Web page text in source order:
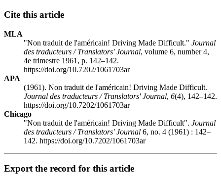
Cite this article
MLA
"Non traduit de l'américain! Driving Made Difficult." Journal
des traducteurs / Translators' Journal, volume 6, number 4,
4e trimestre 1961, p. 142–142.
https://doi.org/10.7202/1061703ar
APA
(1961). Non traduit de l'américain! Driving Made Difficult.
Journal des traducteurs / Translators' Journal, 6(4), 142–142.
https://doi.org/10.7202/1061703ar
Chicago
"Non traduit de l'américain! Driving Made Difficult". Journal
des traducteurs / Translators' Journal 6, no. 4 (1961) : 142–
142. https://doi.org/10.7202/1061703ar
Export the record for this article